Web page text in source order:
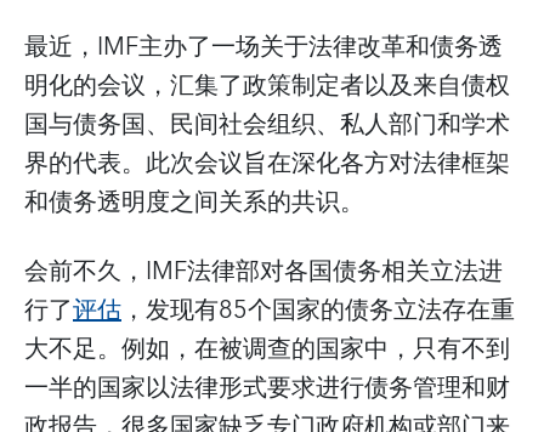
最近，IMF主办了一场关于法律改革和债务透
明化的会议，汇集了政策制定者以及来自债权
国与债务国、民间社会组织、私人部门和学术
界的代表。此次会议旨在深化各方对法律框架
和债务透明度之间关系的共识。
会前不久，IMF法律部对各国债务相关立法进
行了评估 ，发现有85个国家的债务立法存在重
大不足。例如，在被调查的国家中，只有不到
一半的国家以法律形式要求进行债务管理和财